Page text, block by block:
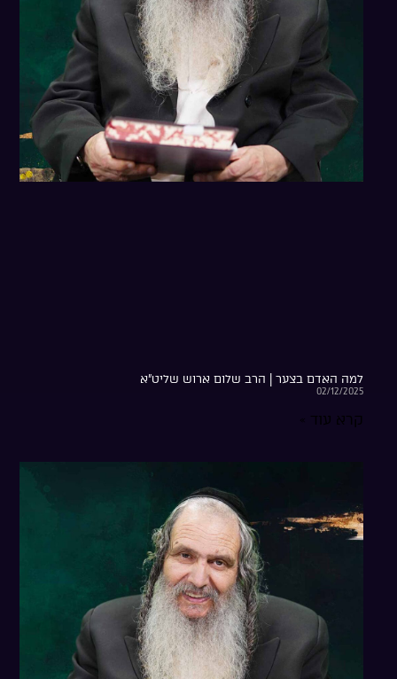
למה האדם בצער | הרב שלום ארוש שליט”א
02/12/2025
קרא עוד »